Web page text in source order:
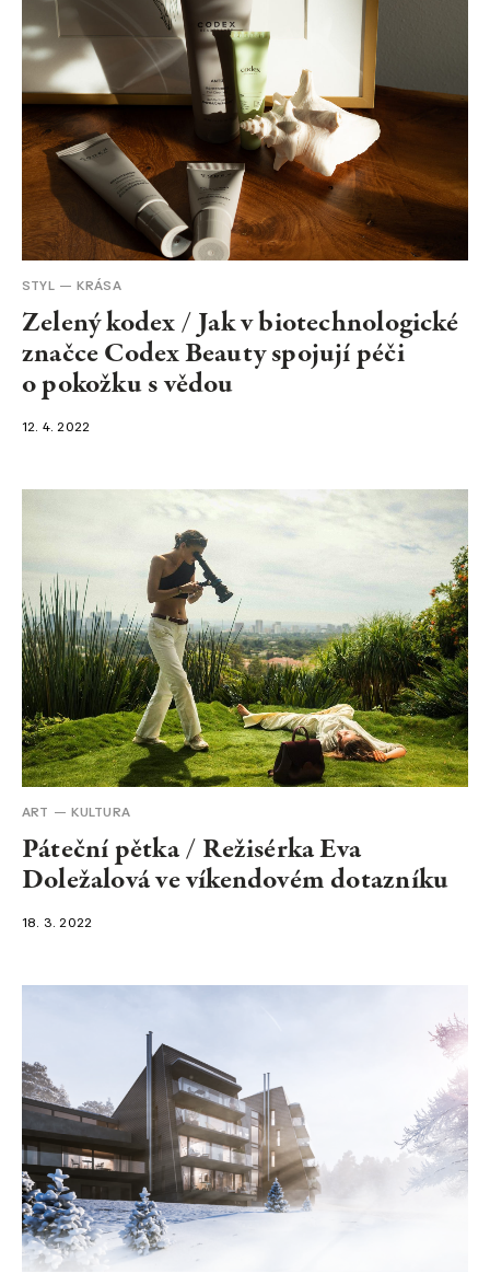
STYL KRÁSA
Zelený kodex / Jak v biotechnologické
značce Codex Beauty spojují péči
o pokožku s vědou
12. 4. 2022
ART KULTURA
Páteční pětka / Režisérka Eva
Doležalová ve víkendovém dotazníku
18. 3. 2022